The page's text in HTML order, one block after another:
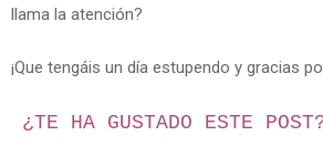
llama la atención?
¡Que tengáis un día estupendo y gracias
¿TE HA GUSTADO ESTE